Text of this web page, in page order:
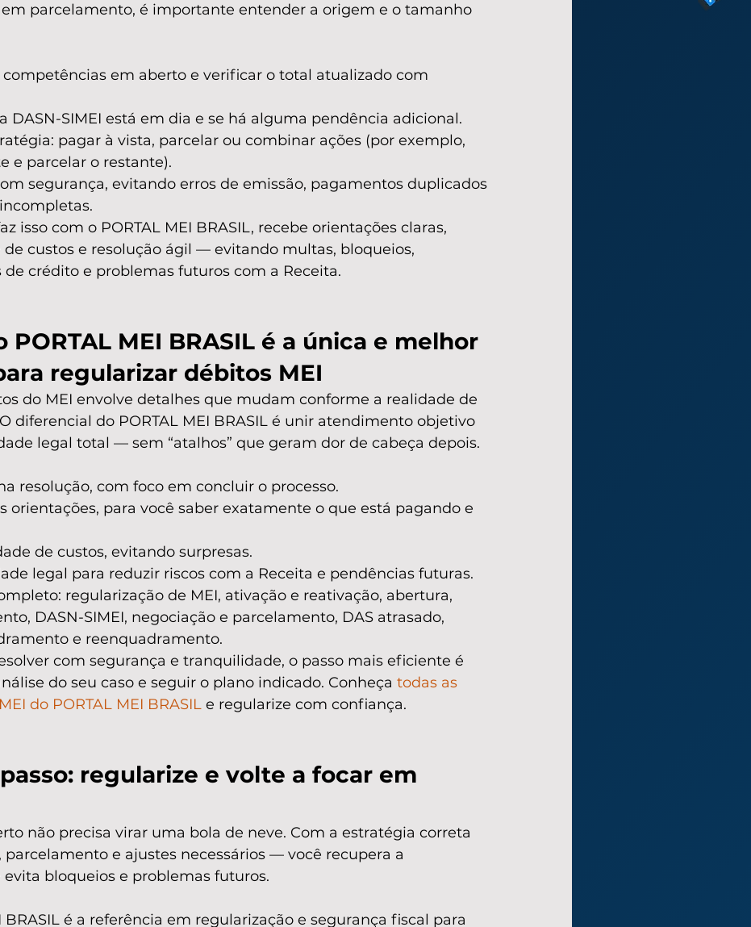
parcelamento, é importante entender a origem e o tamanho
competências em aberto e verificar o total atualizado com
DASN-SIMEI está em dia e se há alguma pendência adicional.
pagar à vista, parcelar ou combinar ações (por exemplo,
e parcelar o restante).
segurança, evitando erros de emissão, pagamentos duplicados
isso com o PORTAL MEI BRASIL, recebe orientações claras,
custos e resolução ágil — evitando multas, bloqueios,
crédito e problemas futuros com a Receita.
PORTAL MEI BRASIL é a única e melhor
regularizar débitos MEI
do MEI envolve detalhes que mudam conforme a realidade de
diferencial do PORTAL MEI BRASIL é unir atendimento objetivo
legal total — sem “atalhos” que geram dor de cabeça depois.
resolução, com foco em concluir o processo.
orientações, para você saber exatamente o que está pagando e
de custos, evitando surpresas.
legal para reduzir riscos com a Receita e pendências futuras.
regularização de MEI, ativação e reativação, abertura,
DASN-SIMEI, negociação e parcelamento, DAS atrasado,
e reenquadramento.
com segurança e tranquilidade, o passo mais eficiente é
do seu caso e seguir o plano indicado. Conheça todas as
do PORTAL MEI BRASIL e regularize com confiança.
regularize e volte a focar em
não precisa virar uma bola de neve. Com a estratégia correta
e ajustes necessários — você recupera a
bloqueios e problemas futuros.
BRASIL é a referência em regularização e segurança fiscal para